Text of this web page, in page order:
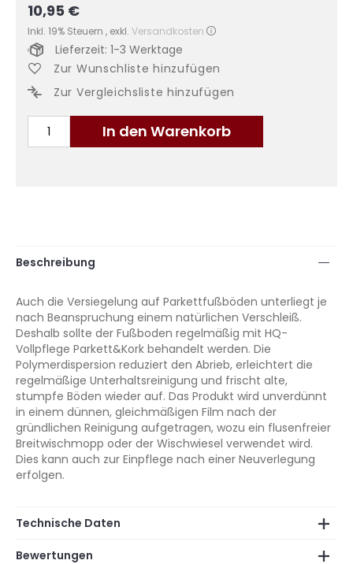
10,95 €
Inkl. 19% Steuern , exkl. Versandkosten
In den Warenkorb
Lieferzeit: 1-3 Werktage
Zur Wunschliste hinzufügen
Zur Vergleichsliste hinzufügen
Beschreibung
Auch die Versiegelung auf Parkettfußböden unterliegt je
nach Beanspruchung einem natürlichen Verschleiß.
Deshalb sollte der Fußboden regelmäßig mit HQ-
Vollpflege Parkett&Kork behandelt werden. Die
Polymerdispersion reduziert den Abrieb, erleichtert die
regelmäßige Unterhaltsreinigung und frischt alte,
stumpfe Böden wieder auf. Das Produkt wird unverdünnt
in einem dünnen, gleichmäßigen Film nach der
gründlichen Reinigung aufgetragen, wozu ein flusenfreier
Breitwischmopp oder der Wischwiesel verwendet wird.
Dies kann auch zur Einpflege nach einer Neuverlegung
erfolgen.
Technische Daten
Bewertungen